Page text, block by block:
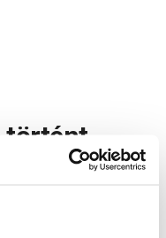
történt